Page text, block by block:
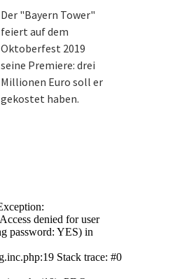
Der "Bayern Tower"
feiert auf dem
Oktoberfest 2019
seine Premiere: drei
Millionen Euro soll er
gekostet haben.